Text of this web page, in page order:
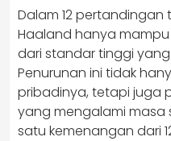
Dalam 12 pertandingan
Haaland hanya
dari standar tinggi
Penurunan ini tidak
pribadinya, tetapi juga
yang mengalami masa
satu kemenangan dari